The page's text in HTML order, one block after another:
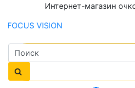
Интернет-магазин
FOCUS VISION